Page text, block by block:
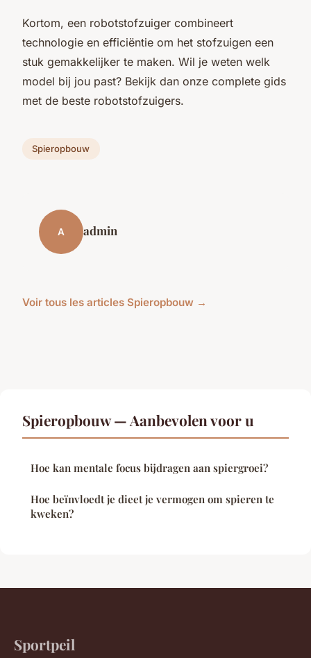
Kortom, een robotstofzuiger combineert
technologie en efficiëntie om het stofzuigen een
stuk gemakkelijker te maken. Wil je weten welk
model bij jou past? Bekijk dan onze complete gids
met de beste robotstofzuigers.
Spieropbouw
A admin
Voir tous les articles Spieropbouw →
Spieropbouw — Aanbevolen voor u
Hoe kan mentale focus bijdragen aan spiergroei?
Hoe beïnvloedt je dieet je vermogen om spieren te
kweken?
Sportpeil